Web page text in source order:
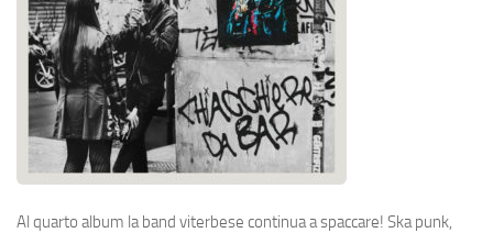
Al quarto album la band viterbese continua a spaccare! Ska punk,